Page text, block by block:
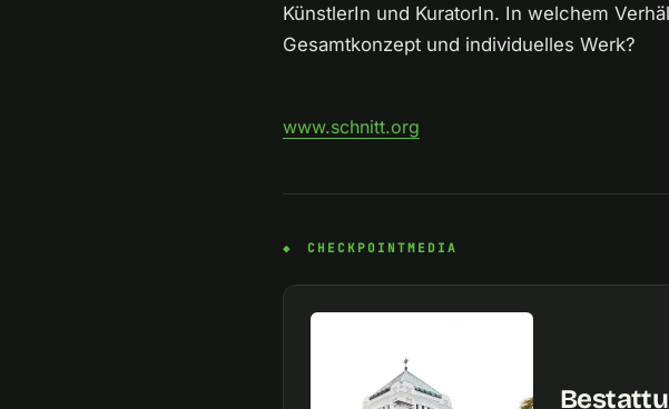
KünstlerIn und KuratorIn. In welchem
Gesamtkonzept und individuelles Werk?
www.schnitt.org
CHECKPOINTMEDIA